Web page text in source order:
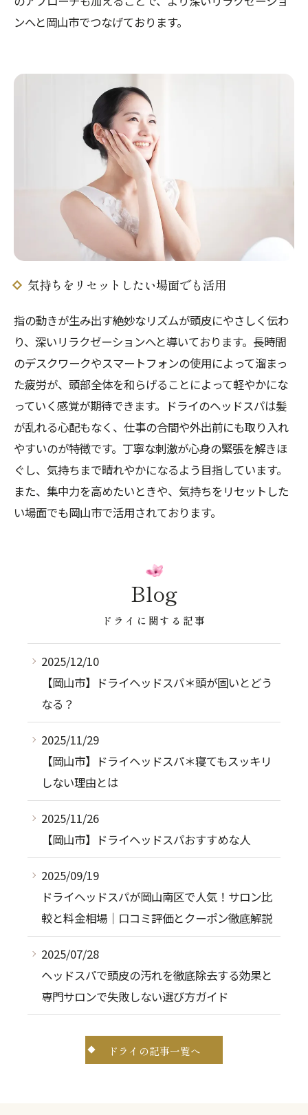
ンへと岡山市でつなげております。
気持ちをリセットしたい場面でも活用
指の動きが生み出す絶妙なリズムが頭皮にやさしく伝わ
り、深いリラクゼーションへと導いております。長時間
のデスクワークやスマートフォンの使用によって溜まっ
た疲労が、頭部全体を和らげることによって軽やかにな
っていく感覚が期待できます。ドライのヘッドスパは髪
が乱れる心配もなく、仕事の合間や外出前にも取り入れ
やすいのが特徴です。丁寧な刺激が心身の緊張を解きほ
ぐし、気持ちまで晴れやかになるよう目指しています。
また、集中力を高めたいときや、気持ちをリセットした
い場面でも岡山市で活用されております。
Blog
ドライに関する記事
2025/12/10
【岡山市】ドライヘッドスパ＊頭が固いとどう
なる？
2025/11/29
【岡山市】ドライヘッドスパ＊寝てもスッキリ
しない理由とは
2025/11/26
【岡山市】ドライヘッドスパおすすめな人
2025/09/19
ドライヘッドスパが岡山南区で人気！サロン比
較と料金相場｜口コミ評価とクーポン徹底解説
2025/07/28
ヘッドスパで頭皮の汚れを徹底除去する効果と
専門サロンで失敗しない選び方ガイド
ドライの記事一覧へ